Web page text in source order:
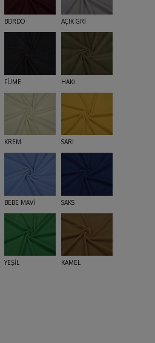
BORDO AÇIK GRİ
FÜME HAKİ
KREM SARI
BEBE MAVİ SAKS
YEŞİL KAMEL